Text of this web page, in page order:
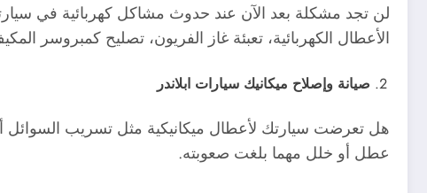
لن تجد مشكلة بعد الآن عند حدوث مشاكل كهربائية في سيارتك
الأعطال الكهربائية، تعبئة غاز الفريون، تصليح كمبروسر
صيانة وإصلاح ميكانيك سيارات ابلاندر
هل تعرضت سيارتك لأعطال ميكانيكية مثل تسريب
عطل أو خلل مهما بلغت صعوبته.